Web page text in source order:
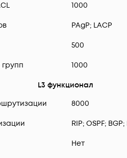
1000
PAgP; LACP
500
1000
L3 функционал
8000
RIP; OSPF;
Нет